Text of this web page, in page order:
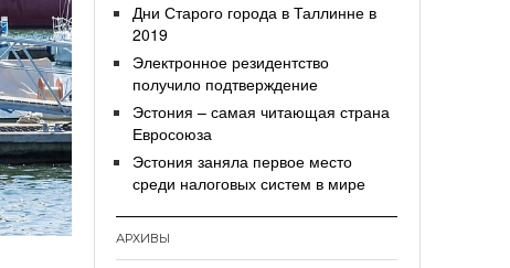
Дни Старого города в Таллинне в
2019
Электронное резидентство
получило подтверждение
Эстония – самая читающая страна
Евросоюза
Эстония заняла первое место
среди налоговых систем в мире
АРХИВЫ